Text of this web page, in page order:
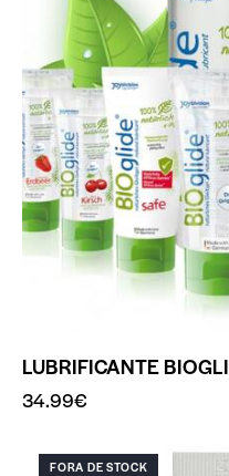
LUBRIFICANTE
34.99€
FORA DE STOCK